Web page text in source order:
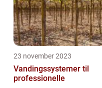
23 november 2023
Vandingssystemer til
professionelle